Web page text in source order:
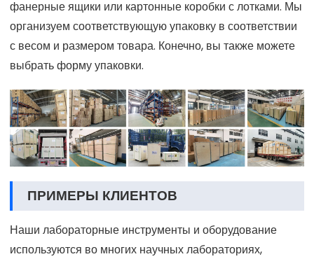
фанерные ящики или картонные коробки с лотками. Мы
организуем соответствующую упаковку в соответствии
с весом и размером товара. Конечно, вы также можете
выбрать форму упаковки.
ПРИМЕРЫ КЛИЕНТОВ
Наши лабораторные инструменты и оборудование
используются во многих научных лабораториях,